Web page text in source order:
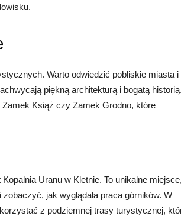
Warto odwiedzić pobliskie miasta i
piękną architekturą i bogatą historią.
Książ czy Zamek Grodno, które
Uranu w Kletnie. To unikalne miejsce,
jak wyglądała praca górników. W
z podziemnej trasy turystycznej,